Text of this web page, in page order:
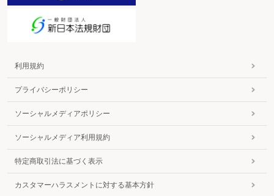
り、Zに法人Yの経営上重要な判断を委ねていなかった。
個人事業者の収入金額の所得区分は形式的に判断せ
ず
る法人の帳簿において、本件簿外報酬が請求人に対する外注費とし
て損金計上されていることを根拠として、請求人（受取人）の所得
区分を事業所得における雑収入と認定してしまい、支払の実態や支
払元との関係についての検討が十分ではなかったなどとしている。
利用規約
プライバシーポリシー
ソーシャルメディアポリシー
ソーシャルメディア利用規約
特定商取引法に基づく表示
カスタマーハラスメントに対する基本方針